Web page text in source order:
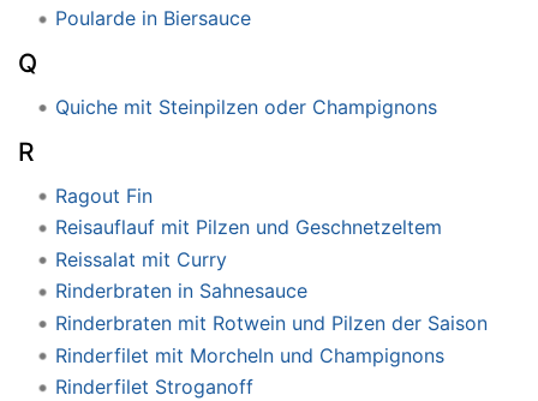
Poularde in Biersauce
Q
Quiche mit Steinpilzen oder Champignons
R
Ragout Fin
Reisauflauf mit Pilzen und Geschnetzeltem
Reissalat mit Curry
Rinderbraten in Sahnesauce
Rinderbraten mit Rotwein und Pilzen der Saison
Rinderfilet mit Morcheln und Champignons
Rinderfilet Stroganoff